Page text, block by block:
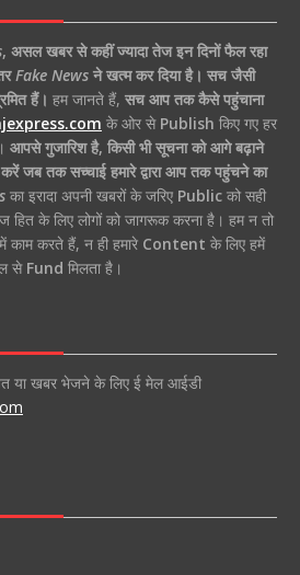
, असल खबर से कहीं ज्यादा तेज इन दिनों फैल रहा
Fake Newsने खत्म कर दिया है। सच जैसी
हैं। हम जानते हैं, सच आप तक कैसे पहुंचाना
के ओर से Publish किए गए हर
आपसे गुजारिश है, किसी भी सूचना को आगे बढ़ाने
तक सच्चाई हमारे द्वारा आप तक पहुंचने का
का इरादा अपनी खबरों के जरिए Publicको सही
के लिए लोगों को जागरूक करना है। हम न तो
काम करते हैं, न ही हमारे Content के लिए हमें
से Fund मिलता है।
या खबर भेजने के लिए ई मेल आईडी